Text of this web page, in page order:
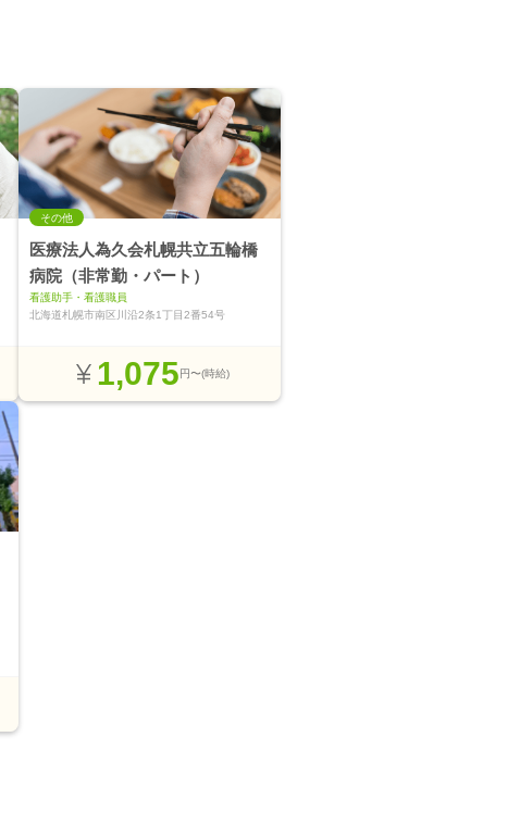
その他
医療法人為久会札幌共立五輪橋
病院（非常勤・パート）
看護助手・看護職員
北海道札幌市南区川沿2条1丁目2番54号
1,075円〜(時給)